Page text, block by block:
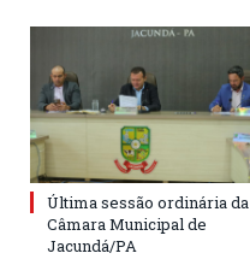
Última sessão ordinária da
Câmara Municipal de
Jacundá/PA